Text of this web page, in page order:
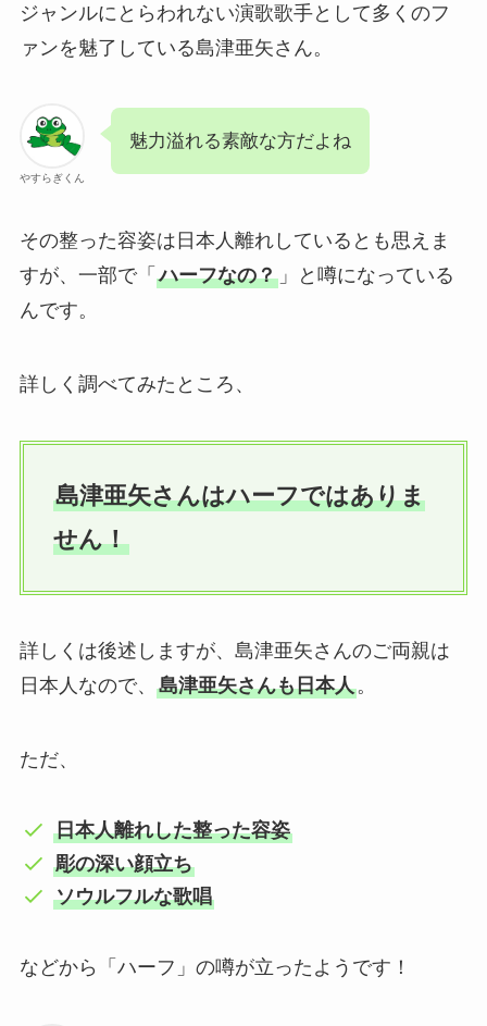
ジャンルにとらわれない演歌歌手として多くのフ
ァンを魅了している島津亜矢さん。
やすらぎくん
魅力溢れる素敵な方だよね
その整った容姿は日本人離れしているとも思えま
すが、一部で「 ハーフなの？」と噂になっている
んです。
詳しく調べてみたところ、
島津亜矢さんはハーフではありま
せん！
詳しくは後述しますが、島津亜矢さんのご両親は
日本人なので、 島津亜矢さんも日本人。
ただ、
日本人離れした整った容姿
彫の深い顔立ち
ソウルフルな歌唱
などから「ハーフ」の噂が立ったようです！